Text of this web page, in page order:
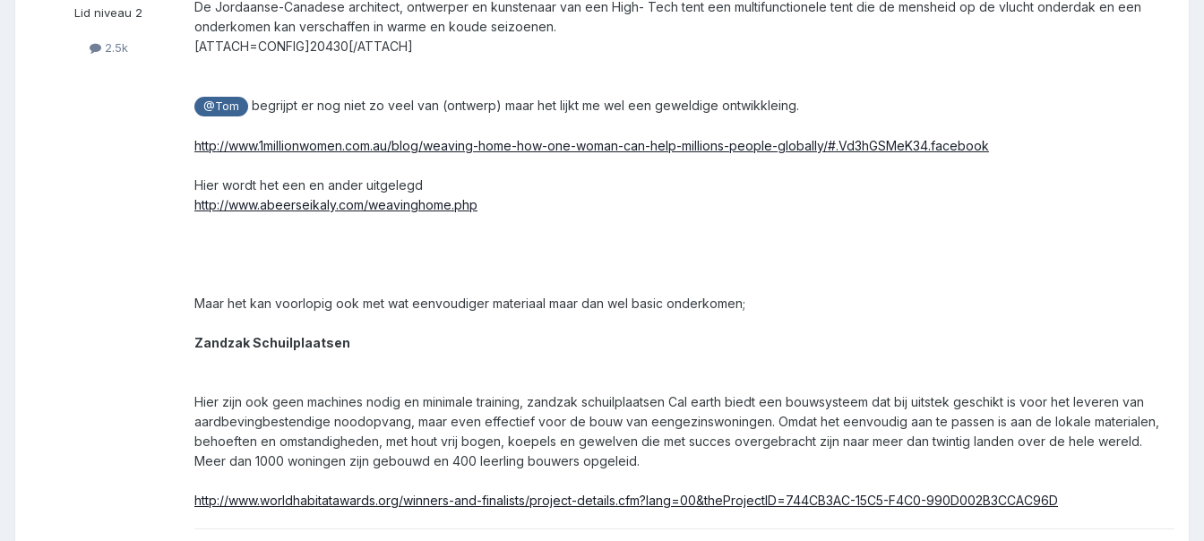
Lid niveau 2
2.5k
De Jordaanse-Canadese architect, ontwerper en kunstenaar van een High- Tech tent een multifunctionele tent die de mensheid op de vlucht onderdak en een
onderkomen kan verschaffen in warme en koude seizoenen.
[ATTACH=CONFIG]20430[/ATTACH]
@Tom begrijpt er nog niet zo veel van (ontwerp) maar het lijkt me wel een geweldige ontwikkleing.
http://www.1millionwomen.com.au/blog/weaving-home-how-one-woman-can-help-millions-people-globally/#.Vd3hGSMeK34.facebook
Hier wordt het een en ander uitgelegd
http://www.abeerseikaly.com/weavinghome.php
Maar het kan voorlopig ook met wat eenvoudiger materiaal maar dan wel basic onderkomen;
Zandzak Schuilplaatsen
Hier zijn ook geen machines nodig en minimale training, zandzak schuilplaatsen Cal earth biedt een bouwsysteem dat bij uitstek geschikt is voor het leveren van
aardbevingbestendige noodopvang, maar even effectief voor de bouw van eengezinswoningen. Omdat het eenvoudig aan te passen is aan de lokale materialen,
behoeften en omstandigheden, met hout vrij bogen, koepels en gewelven die met succes overgebracht zijn naar meer dan twintig landen over de hele wereld.
Meer dan 1000 woningen zijn gebouwd en 400 leerling bouwers opgeleid.
http://www.worldhabitatawards.org/winners-and-finalists/project-details.cfm?lang=00&theProjectID=744CB3AC-15C5-F4C0-990D002B3CCAC96D